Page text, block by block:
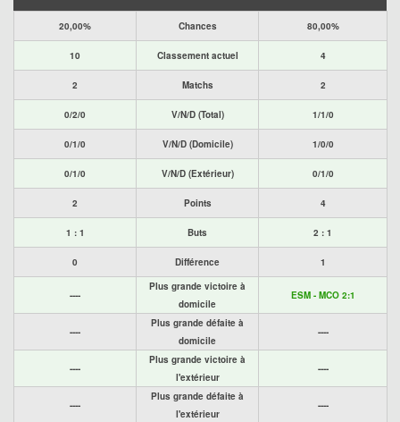
20,00% Chances 80,00%
10 Classement actuel 4
2 Matchs 2
0/2/0 V/N/D (Total) 1/1/0
0/1/0 V/N/D (Domicile) 1/0/0
0/1/0 V/N/D (Extérieur) 0/1/0
2 Points 4
1 : 1 Buts 2 : 1
0 Différence 1
----
Plus grande victoire à
domicile
ESM - MCO 2:1
----
Plus grande défaite à
domicile
----
----
Plus grande victoire à
l'extérieur
----
----
Plus grande défaite à
l'extérieur
----